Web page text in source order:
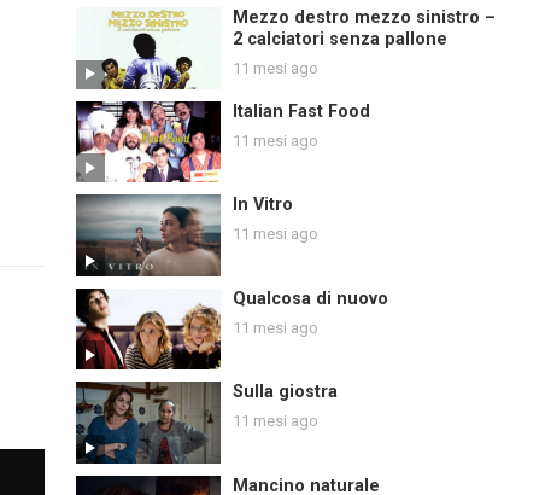
Mezzo destro mezzo sinistro –
2 calciatori senza pallone
11 mesi ago
Italian Fast Food
11 mesi ago
In Vitro
11 mesi ago
Qualcosa di nuovo
11 mesi ago
Sulla giostra
11 mesi ago
Mancino naturale